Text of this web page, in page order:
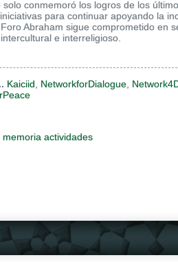
solo conmemoró los logros de los
para continuar apoyando la
Abraham sigue comprometido en
e interreligioso.
Kaiciid NetworkforDialogue
memoria actividades